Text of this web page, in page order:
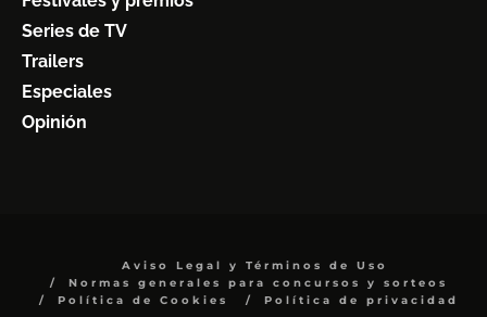
Series de TV
Trailers
Especiales
Opinión
Aviso Legal y Términos de Uso
Normas generales para concursos y sorteos
Política de Cookies
Política de privacidad